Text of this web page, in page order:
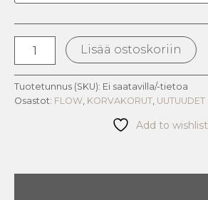
Lisää ostoskoriin
Tuotetunnus (SKU): Ei saatavilla/-tietoa
Osastot: FLOW, KORVAKORUT, UUTUUDET
Add to wishlist